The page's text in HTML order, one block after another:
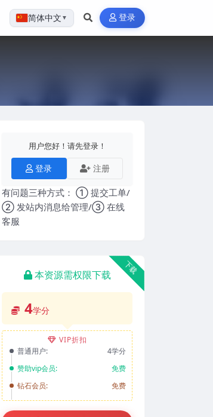
简体中文 ▼ 登录
用户您好！请先登录！
登录 注册
有问题三种方式： ① 提交工单/
② 发站内消息给管理/③ 在线
客服
下载
本资源需权限下载
4学分
VIP折扣
普通用户:
4学分
赞助vip会员:
免费
钻石会员:
免费